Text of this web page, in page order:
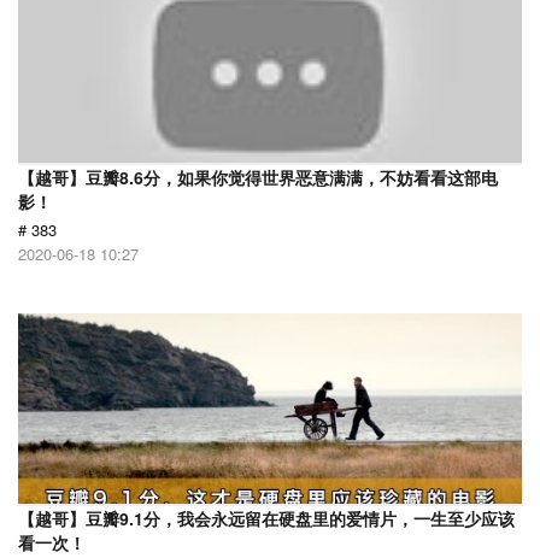
【越哥】豆瓣8.6分，如果你觉得世界恶意满满，不妨看看这部电
影！
# 383
2020-06-18 10:27
【越哥】豆瓣9.1分，我会永远留在硬盘里的爱情片，一生至少应该
看一次！